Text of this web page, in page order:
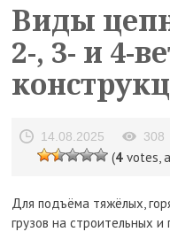
Виды
2-, 3- и 4-
14.08.2025 308
(4votes,
Для подъёма тяжёлых,
грузов на строительных